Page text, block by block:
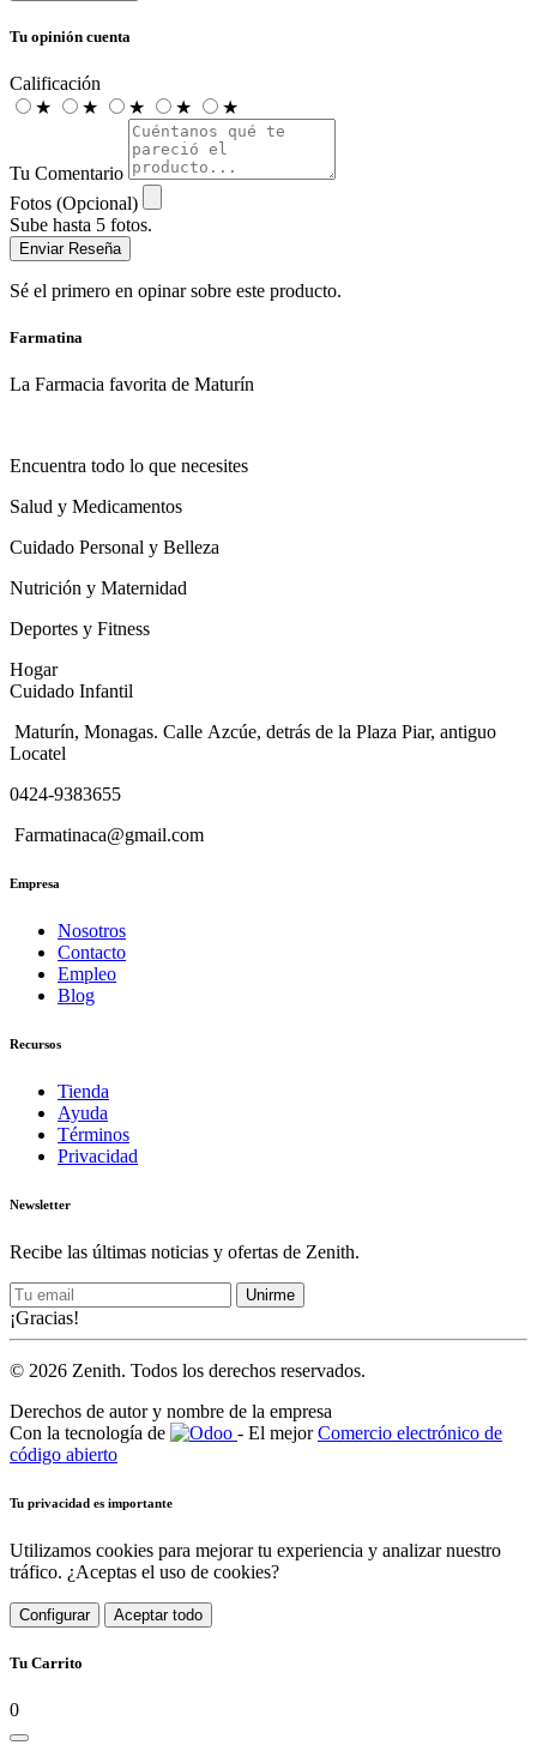
Tu opinión cuenta
Calificación
★
★ ★ ★ ★
Tu Comentario
Fotos (Opcional)
Sube hasta 5 fotos.
Enviar Reseña
Sé el primero en opinar sobre este producto.
Farmatina
La Farmacia favorita de Maturín
Encuentra todo lo que necesites
Salud y Medicamentos
Cuidado Personal y Belleza
Nutrición y Maternidad
Deportes y Fitness
Hogar
Cuidado Infantil
Maturín, Monagas. Calle Azcúe, detrás de la Plaza Piar, antiguo
Locatel
0424-9383655
Farmatinaca@gmail.com
Empresa
Nosotros
Contacto
Empleo
Blog
Recursos
Tienda
Ayuda
Términos
Privacidad
Newsletter
Recibe las últimas noticias y ofertas de Zenith.
Unirme
¡Gracias!
© 2026 Zenith. Todos los derechos reservados.
Derechos de autor y nombre de la empresa
Con la tecnología de
- El mejorComercio electrónico de
código abierto
Tu privacidad es importante
Utilizamos cookies para mejorar tu experiencia y analizar nuestro
tráfico. ¿Aceptas el uso de cookies?
Configurar Aceptar todo
Tu Carrito
0